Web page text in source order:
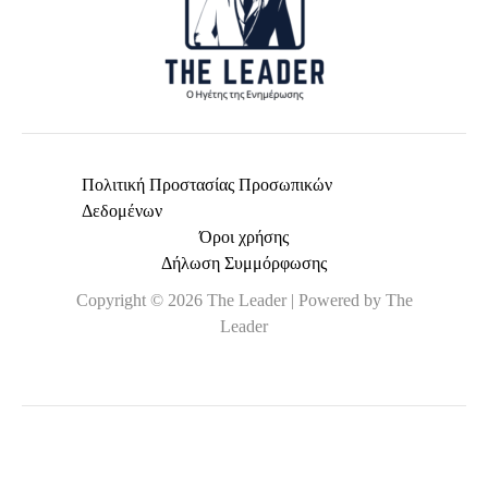
Πολιτική Προστασίας Προσωπικών
Δεδομένων
Όροι χρήσης
Δήλωση Συμμόρφωσης
Copyright © 2026 The Leader | Powered by The
Leader